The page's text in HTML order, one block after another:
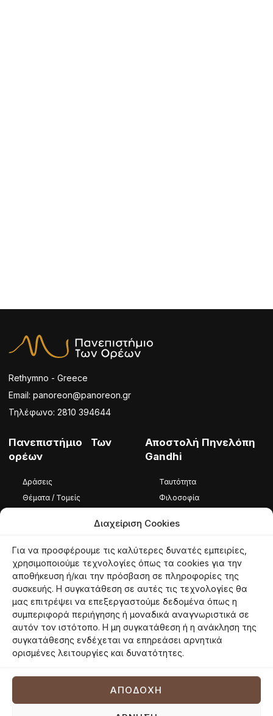
Διαχείριση Cookies
Για να προσφέρουμε τις καλύτερες δυνατές εμπειρίες,
χρησιμοποιούμε τεχνολογίες όπως τα cookies για την
αποθήκευση ή/και την πρόσβαση σε πληροφορίες της
συσκευής. Η συγκατάθεση σε αυτές τις τεχνολογίες θα
μας επιτρέψει να επεξεργαστούμε δεδομένα όπως η
συμπεριφορά περιήγησης ή μοναδικά αναγνωριστικά σε
αυτόν τον ιστότοπο. Η μη συγκατάθεση ή η ανάκληση της
συγκατάθεσης ενδέχεται να επηρεάσει αρνητικά
ορισμένες λειτουργίες και δυνατότητες.
ΑΠΟΔΟΧΉ
Rethymno - Greece
Email: panoreon@panoreon.gr
Τηλέφωνο: 2810 394644
Πανεπιστήμιο Των
ορέων
Δράσεις
Θέματα / Τομείς
Αποστολή Πηνελόπη
Gandhi
Ταυτότητα
Φιλοσοφία
Ταυτότητα
Φιλοσοφία
Εθελοντές
© 2026 panoreon.gr | Πανεπιστήμιο Των Ορέων |
Netmechanics
Όροι ΧρήσηςΠολιτική ΑπορρήτουΠολιτική Cookies